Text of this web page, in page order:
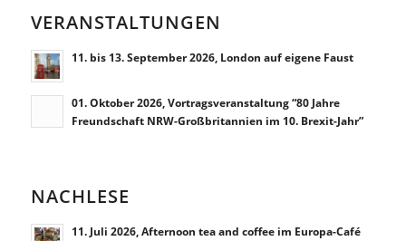
VERANSTALTUNGEN
11. bis 13. September 2026, London auf eigene Faust
01. Oktober 2026, Vortragsveranstaltung “80 Jahre
Freundschaft NRW-Großbritannien im 10. Brexit-Jahr”
NACHLESE
11. Juli 2026, Afternoon tea and coffee im Europa-Café